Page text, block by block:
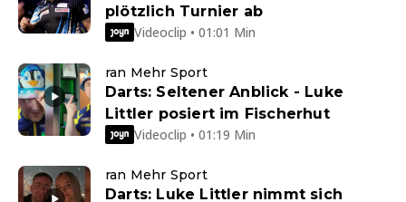
plötzlich Turnier ab
Videoclip • 01:01 Min
ran Mehr Sport
Darts: Seltener Anblick - Luke
Littler posiert im Fischerhut
Videoclip • 01:19 Min
ran Mehr Sport
Darts: Luke Littler nimmt sich